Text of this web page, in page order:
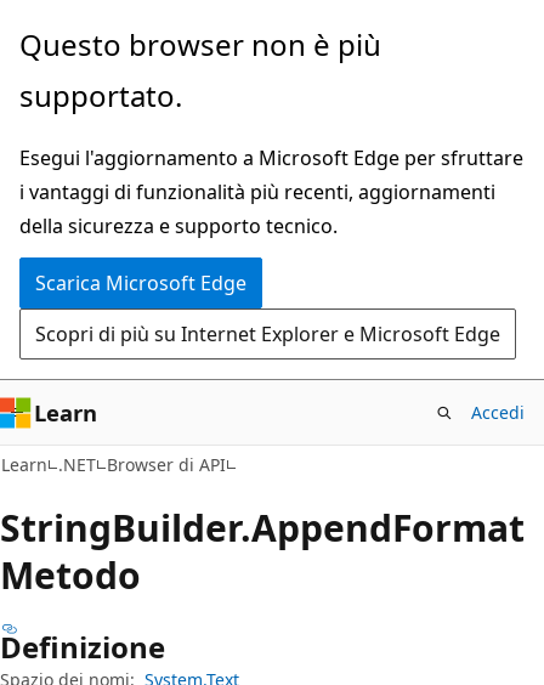
Ignora
passa
contenuto
principale
Passare
allo
spostamento
pagina
Questo browser non è più
supportato.
Esegui l'aggiornamento a Microsoft Edge per sfruttare
i vantaggi di funzionalità più recenti, aggiornamenti
della sicurezza e supporto tecnico.
Scarica Microsoft Edge
Scopri di più su Internet Explorer e Microsoft Edge
Learn Accedi
Learn .NET Browser di API
StringBuilder.AppendFormat
Metodo
Definizione
Spazio dei nomi: System.Text